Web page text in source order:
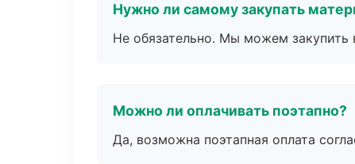
Нужно ли самому закупать
Не обязательно. Мы можем закупить
Можно ли оплачивать поэтапно?
Да, возможна поэтапная оплата